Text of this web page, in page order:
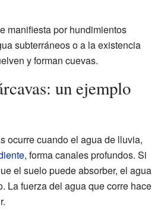
manifiesta por hundimientos
subterráneos o a la existencia
y forman cuevas.
un ejemplo
ocurre cuando el agua de lluvia,
, forma canales profundos. Si
el suelo puede absorber, el agua
La fuerza del agua que corre hace